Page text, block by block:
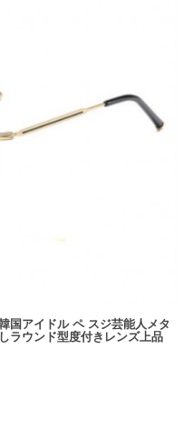
国アイドル ペ スジ芸能人メタ
ラウンド型度付きレンズ上品